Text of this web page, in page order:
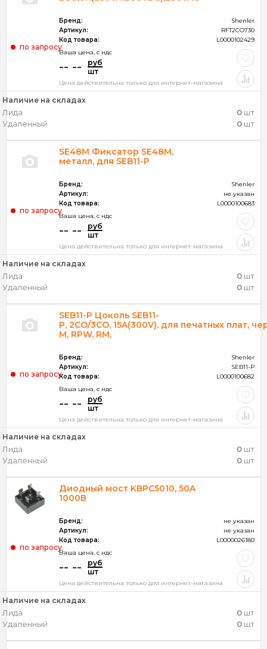
Бренд:
Shenler
Артикул:
RFT2CO730
Код товара:
L0000102429
Ваша цена, c ндс
-- --
руб
шт
по запросу
Цена действительна только для интернет-магазина
Наличие на складах
Лида 0 шт
Удаленный
0 шт
SE48M Фиксатор SE48M,
металл, для SEB11-P
Бренд:
Shenler
Артикул:
не указан
Код товара:
L0000100683
Ваша цена, c ндс
-- --
руб
шт
по запросу
Цена действительна только для интернет-магазина
Наличие на складах
Лида 0 шт
Удаленный
0 шт
SEB11-P Цоколь SEB11-
P, 2CO/3CO, 15A(300V), для печатных плат,
M, RPW, RM,
Бренд:
Shenler
Артикул:
SEB11-P
Код товара:
L0000100682
Ваша цена, c ндс
-- --
руб
шт
по запросу
Цена действительна только для интернет-магазина
Наличие на складах
Лида 0 шт
Удаленный
0 шт
Диодный мост KBPC5010, 50A
1000В
Бренд:
не указан
Артикул:
не указан
Код товара:
L0000026180
Ваша цена, c ндс
-- --
руб
шт
по запросу
Цена действительна только для интернет-магазина
Наличие на складах
Лида 0 шт
Удаленный
0 шт